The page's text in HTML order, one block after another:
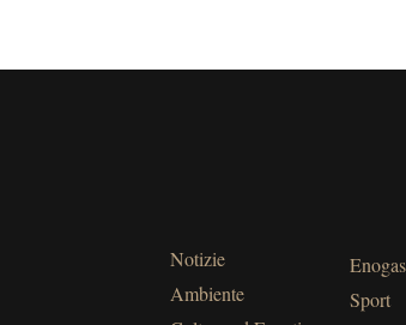
Notizie
Ambiente
Sport